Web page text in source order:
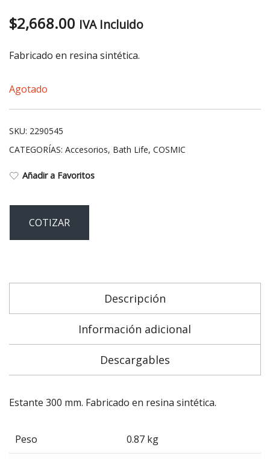
$2,668.00 IVA Incluido
Fabricado en resina sintética.
Agotado
SKU: 2290545
CATEGORÍAS: Accesorios, Bath Life, COSMIC
Añadir a Favoritos
COTIZAR
Descripción
Información adicional
Descargables
Estante 300 mm. Fabricado en resina sintética.
Peso 0.87 kg